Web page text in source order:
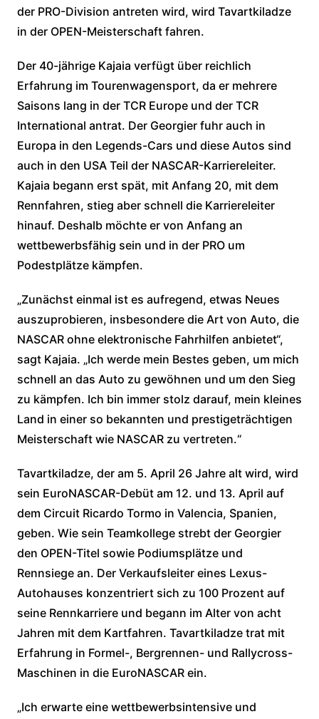
der PRO-Division antreten wird, wird Tavartkiladze
in der OPEN-Meisterschaft fahren.
Der 40-jährige Kajaia verfügt über reichlich
Erfahrung im Tourenwagensport, da er mehrere
Saisons lang in der TCR Europe und der TCR
International antrat. Der Georgier fuhr auch in
Europa in den Legends-Cars und diese Autos sind
auch in den USA Teil der NASCAR-Karriereleiter.
Kajaia begann erst spät, mit Anfang 20, mit dem
Rennfahren, stieg aber schnell die Karriereleiter
hinauf. Deshalb möchte er von Anfang an
wettbewerbsfähig sein und in der PRO um
Podestplätze kämpfen.
„Zunächst einmal ist es aufregend, etwas Neues
auszuprobieren, insbesondere die Art von Auto, die
NASCAR ohne elektronische Fahrhilfen anbietet“,
sagt Kajaia. „Ich werde mein Bestes geben, um mich
schnell an das Auto zu gewöhnen und um den Sieg
zu kämpfen. Ich bin immer stolz darauf, mein kleines
Land in einer so bekannten und prestigeträchtigen
Meisterschaft wie NASCAR zu vertreten.“
Tavartkiladze, der am 5. April 26 Jahre alt wird, wird
sein EuroNASCAR-Debüt am 12. und 13. April auf
dem Circuit Ricardo Tormo in Valencia, Spanien,
geben. Wie sein Teamkollege strebt der Georgier
den OPEN-Titel sowie Podiumsplätze und
Rennsiege an. Der Verkaufsleiter eines Lexus-
Autohauses konzentriert sich zu 100 Prozent auf
seine Rennkarriere und begann im Alter von acht
Jahren mit dem Kartfahren. Tavartkiladze trat mit
Erfahrung in Formel-, Bergrennen- und Rallycross-
Maschinen in die EuroNASCAR ein.
„Ich erwarte eine wettbewerbsintensive und